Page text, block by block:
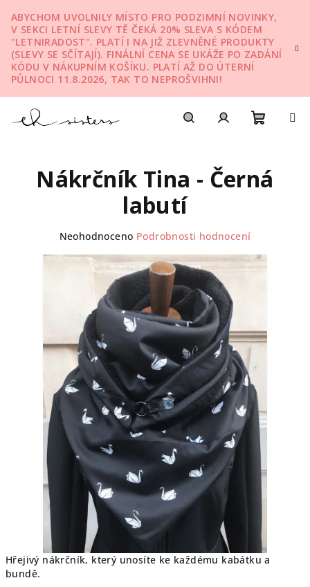
na
obsah
ABYCHOM UVOLNILY MÍSTO PRO PODZIMNÍ NOVINKY,
V SEKCI LETNÍ SLEVY TĚ ČEKÁ 20% SLEVA S KÓDEM
"LETNIRADOST". PLATÍ I NA JIŽ ZLEVNĚNÉ PRODUKTY
(SLEVY SE SČÍTAJÍ). FINÁLNÍ CENA SE UKÁŽE PO ZADÁNÍ
KÓDU V NÁKUPNÍM KOŠÍKU. PLATÍ AŽ DO ÚTERNÍ
PŮLNOCI 11.8.2026, TAK TO NEPROŠVIHNI!
košík
Hřejivý nákrčník, který unosíte ke každému kabátku a
bundě.
Nákrčník Tina - Černá
labutí
Neohodnoceno Podrobnosti hodnocení